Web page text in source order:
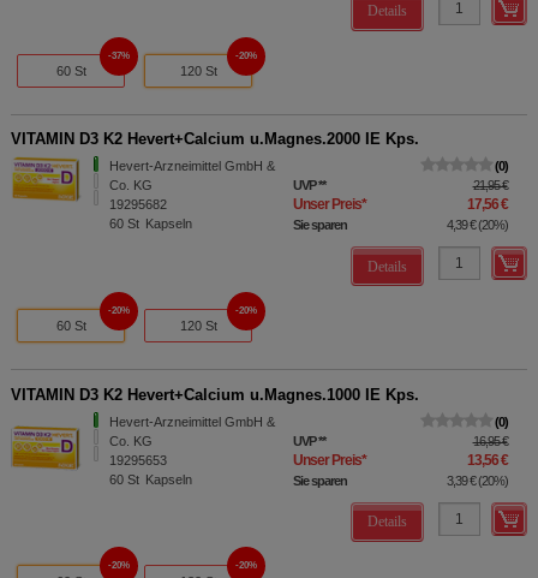
Details
60 St
37%
120 St
20%
VITAMIN D3 K2 Hevert+Calcium u.Magnes.2000 IE Kps.
Hevert-Arzneimittel GmbH &
Co. KG
19295682
60 St Kapseln
0
UVP** 21,95 €
Unser Preis* 17,56 €
Sie sparen 4,39 €(20%)
Details
60 St
20%
120 St
20%
VITAMIN D3 K2 Hevert+Calcium u.Magnes.1000 IE Kps.
Hevert-Arzneimittel GmbH &
Co. KG
19295653
60 St Kapseln
0
UVP** 16,95 €
Unser Preis* 13,56 €
Sie sparen 3,39 €(20%)
Details
20% 20%